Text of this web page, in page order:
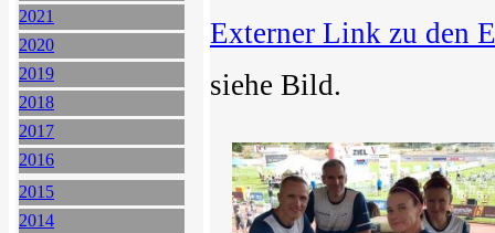
2021
2020
2019
2018
2017
2016
2015
2014
Externer Link zu den
siehe Bild.